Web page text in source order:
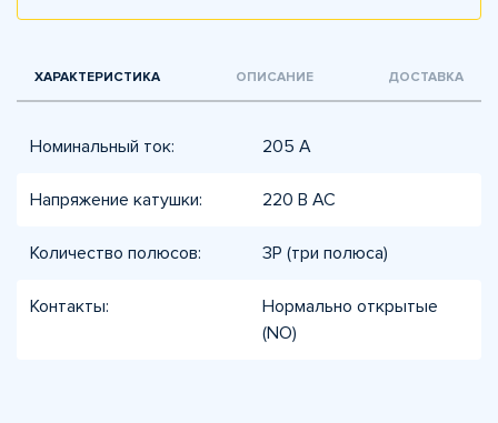
ХАРАКТЕРИСТИКА ОПИСАНИЕ ДОСТАВКА
Номинальный ток: 205 А
Напряжение катушки: 220 В AC
Количество полюсов: 3P (три полюса)
Контакты:
Нормально открытые
(NO)